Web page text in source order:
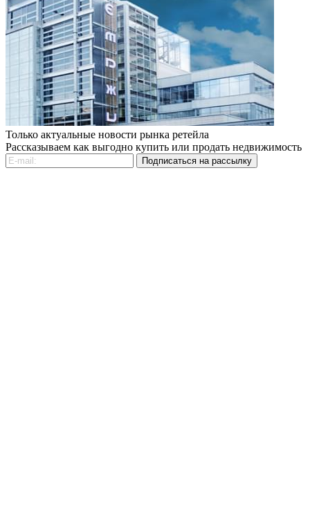
Только актуальные новости рынка ретейла
Рассказываем как выгодно купить или продать недвижимость